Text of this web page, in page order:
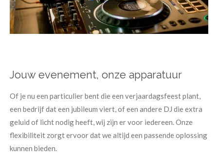
Jouw evenement, onze apparatuur
Of je nu een particulier bent die een verjaardagsfeest plant,
een bedrijf dat een jubileum viert, of een andere DJ die extra
geluid of licht nodig heeft, wij zijn er voor iedereen. Onze
flexibiliteit zorgt ervoor dat we altijd een passende oplossing
kunnen bieden.